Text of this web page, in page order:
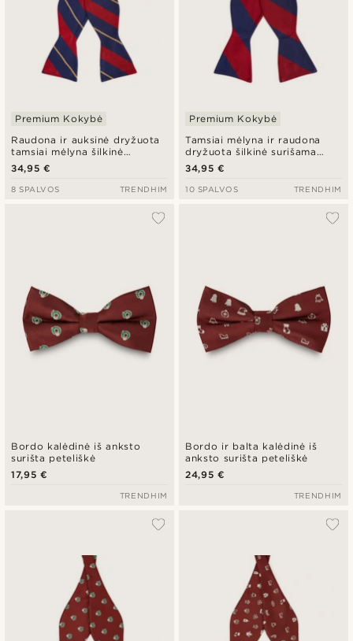
Raudona ir auksinė dryžuota
tamsiai mėlyna šilkinė
surišama peteliškė
Premium Kokybė
34,95 €
8 SPALVOS TRENDHIM
Tamsiai mėlyna ir raudona
dryžuota šilkinė surišama
peteliškė
Premium Kokybė
34,95 €
10 SPALVOS TRENDHIM
Bordo kalėdinė iš anksto
surišta peteliškė
17,95 €
TRENDHIM
Bordo ir balta kalėdinė iš
anksto surišta peteliškė
24,95 €
TRENDHIM